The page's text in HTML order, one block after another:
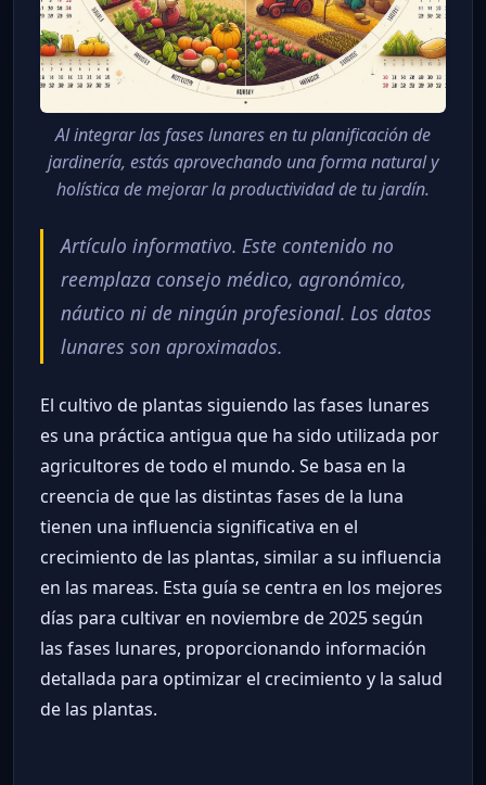
Al integrar las fases lunares en tu planificación de
jardinería, estás aprovechando una forma natural y
holística de mejorar la productividad de tu jardín.
Artículo informativo. Este contenido no
reemplaza consejo médico, agronómico,
náutico ni de ningún profesional. Los datos
lunares son aproximados.
El cultivo de plantas siguiendo las fases lunares
es una práctica antigua que ha sido utilizada por
agricultores de todo el mundo. Se basa en la
creencia de que las distintas fases de la luna
tienen una influencia significativa en el
crecimiento de las plantas, similar a su influencia
en las mareas. Esta guía se centra en los mejores
días para cultivar en noviembre de 2025 según
las fases lunares, proporcionando información
detallada para optimizar el crecimiento y la salud
de las plantas.